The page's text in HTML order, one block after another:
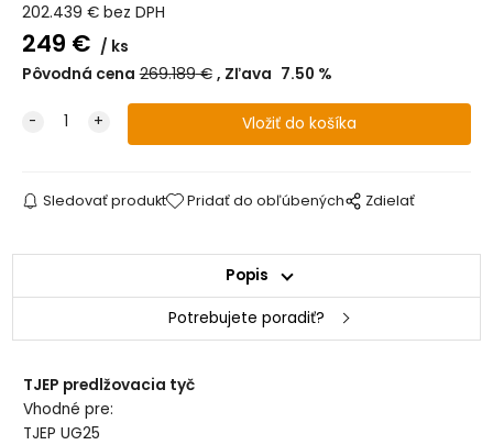
202.439 € bez DPH
249 €
ks
Pôvodná cena 269.189€ Zľava 7.50 %
Sledovať produkt Pridať do obľúbených Zdielať
Popis
Potrebujete poradiť?
TJEP predlžovacia tyč
Vhodné pre:
TJEP UG25